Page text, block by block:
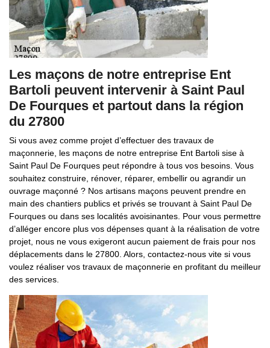
Les maçons de notre entreprise Ent
Bartoli peuvent intervenir à Saint Paul
De Fourques et partout dans la région
du 27800
Si vous avez comme projet d’effectuer des travaux de
maçonnerie, les maçons de notre entreprise Ent Bartoli sise à
Saint Paul De Fourques peut répondre à tous vos besoins. Vous
souhaitez construire, rénover, réparer, embellir ou agrandir un
ouvrage maçonné ? Nos artisans maçons peuvent prendre en
main des chantiers publics et privés se trouvant à Saint Paul De
Fourques ou dans ses localités avoisinantes. Pour vous permettre
d’alléger encore plus vos dépenses quant à la réalisation de votre
projet, nous ne vous exigeront aucun paiement de frais pour nos
déplacements dans le 27800. Alors, contactez-nous vite si vous
voulez réaliser vos travaux de maçonnerie en profitant du meilleur
des services.